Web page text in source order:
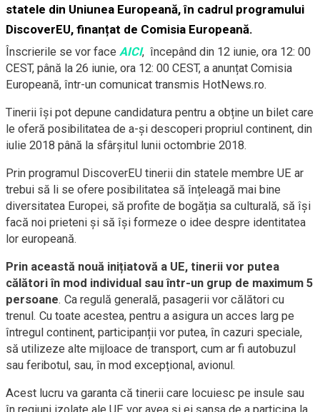
statele din Uniunea Europeană, în cadrul programului
DiscoverEU, finanțat de Comisia Europeană.
Înscrierile se vor face AICI, începând din 12 iunie, ora 12: 00
CEST, până la 26 iunie, ora 12: 00 CEST, a anunțat Comisia
Europeană, într-un comunicat transmis HotNews.ro.
Tinerii își pot depune candidatura pentru a obține un bilet care
le oferă posibilitatea de a-și descoperi propriul continent, din
iulie 2018 până la sfârșitul lunii octombrie 2018.
Prin programul DiscoverEU tinerii din statele membre UE ar
trebui să li se ofere posibilitatea să înțeleagă mai bine
diversitatea Europei, să profite de bogăția sa culturală, să își
facă noi prieteni și să își formeze o idee despre identitatea
lor europeană.
Prin această nouă inițiatovă a UE, tinerii vor putea
călători în mod individual sau într-un grup de maximum 5
persoane. Ca regulă generală, pasagerii vor călători cu
trenul. Cu toate acestea, pentru a asigura un acces larg pe
întregul continent, participanții vor putea, în cazuri speciale,
să utilizeze alte mijloace de transport, cum ar fi autobuzul
sau feribotul, sau, în mod excepțional, avionul.
Acest lucru va garanta că tinerii care locuiesc pe insule sau